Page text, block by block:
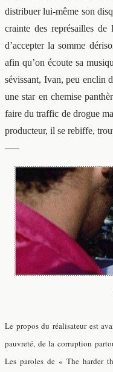
distribuer lui-même son
crainte des représailles
d’accepter la somme
afin qu’on écoute sa
sévissant, Ivan, peu enclin
une star en chemise
faire du traffic de drogue
producteur, il se rebiffe,
—–
Le propos du réalisateur est
pauvreté, de la corruption
Les paroles de « The harder